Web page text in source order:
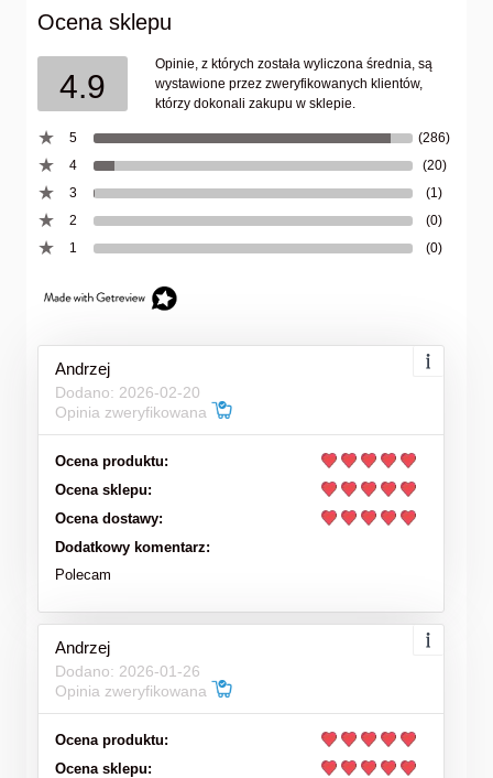
Ocena sklepu
4.9
Opinie, z których została wyliczona średnia, są
wystawione przez zweryfikowanych klientów,
którzy dokonali zakupu w sklepie.
5
(286)
4
(20)
3
(1)
2
(0)
1
(0)
Andrzej
Dodano: 2026-02-20
Opinia zweryfikowana
Ocena produktu:
Ocena sklepu:
Ocena dostawy:
Dodatkowy komentarz:
Polecam
Andrzej
Dodano: 2026-01-26
Opinia zweryfikowana
Ocena produktu:
Ocena sklepu: